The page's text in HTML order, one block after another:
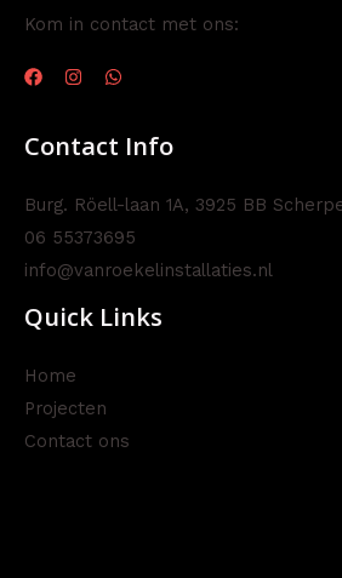
Kom in contact met ons:
Contact Info
Burg. Röell-laan 1A, 3925 BB
06 55373695
info@vanroekelinstallaties.nl
Quick Links
Home
Projecten
Contact ons